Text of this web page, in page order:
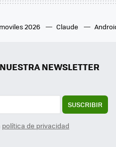
2026 Claude
NEWSLETTER
SUSCRIBIR
política de privacidad